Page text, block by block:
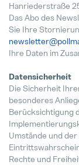
Hanriederstraße
Das Abo des
Sie Ihre
Ihre Daten im
Datensicherheit
Die Sicherheit
besonderes
Berücksichtigung
Umstände und
Rechte und